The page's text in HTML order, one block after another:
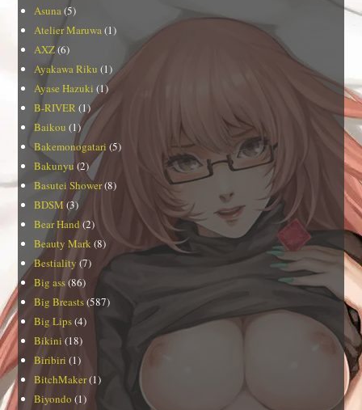
Asuna(5)
Atelier Maruwa(1)
AXZ(6)
Ayakawa Riku (1)
Ayase Hazuki (1)
B-RIVER (1)
Baikou (1)
Bakemonogatari (5)
Bakunyu(2)
Basutei Shower(8)
BDSM (3)
Bear Hand(2)
Beauty Mark (8)
Bestiality (7)
Big ass(86)
Big Breasts(587)
Big Lips(4)
Bikini (18)
Biribiri (1)
BitchMaker(1)
Biyondo (1)